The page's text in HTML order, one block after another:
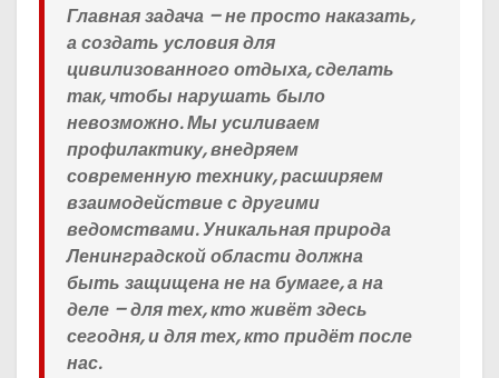
Главная задача – не просто наказать,
а создать условия для
цивилизованного отдыха, сделать
так, чтобы нарушать было
невозможно. Мы усиливаем
профилактику, внедряем
современную технику, расширяем
взаимодействие с другими
ведомствами. Уникальная природа
Ленинградской области должна
быть защищена не на бумаге, а на
деле – для тех, кто живёт здесь
сегодня, и для тех, кто придёт после
нас.